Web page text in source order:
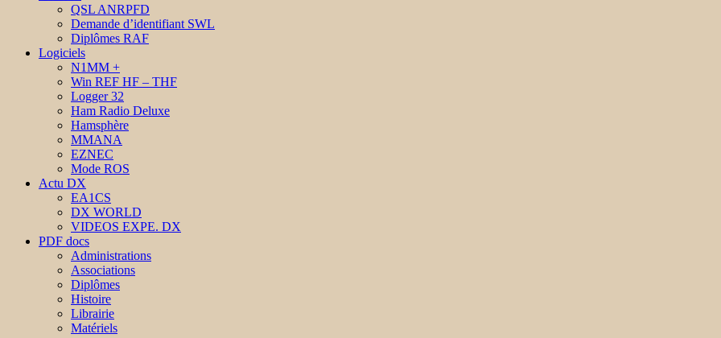
QSL ANRPFD
Demande d’identifiant SWL
Diplômes RAF
Logiciels
N1MM +
Win REF HF – THF
Logger 32
Ham Radio Deluxe
Hamsphère
MMANA
EZNEC
Mode ROS
Actu DX
EA1CS
DX WORLD
VIDEOS EXPE. DX
PDF docs
Administrations
Associations
Diplômes
Histoire
Librairie
Matériels